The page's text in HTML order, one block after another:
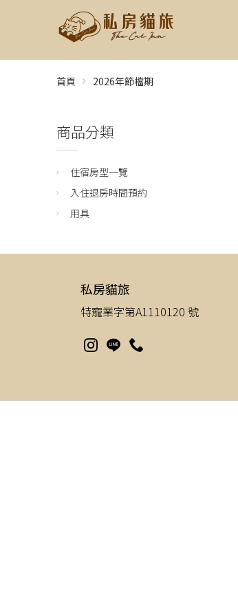
首頁 2026年節檔期
商品分類
住宿房型一覽
入住退房時間預約
用具
私房貓旅
特寵業字第A1110120 號